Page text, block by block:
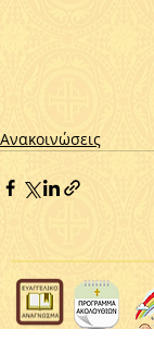
Ανακοινώσεις